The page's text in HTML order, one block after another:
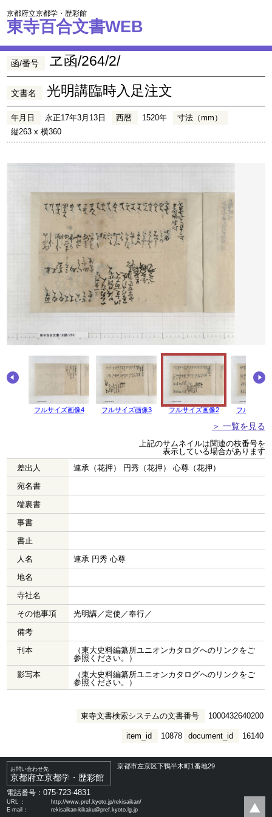
京都府立京都学・歴彩館
東寺百合文書WEB
函/番号 ヱ函/264/2/
文書名 光明講臨時入足注文
年月日 永正17年3月13日 西暦 1520年
寸法（mm）
縦263 x 横360
フルサイズ画像4 フルサイズ画像3 フルサイズ画像2 フルサイズ
＞ 一覧を見る
上記のサムネイルは関連の枝番号を
表示している場合があります
差出人
連承（花押） 円秀（花押） 心尊（花押）
宛名書
端裏書
事書
書止
人名
連承 円秀 心尊
地名
寺社名
その他事項
光明講／定使／奉行／
備考
刊本
（東大史料編纂所ユニオンカタログへのリンクをご
参照ください。）
影写本
（東大史料編纂所ユニオンカタログへのリンクをご
参照ください。）
東寺文書検索システムの文書番号 1000432640200
document_id 16140
item_id 10878
お問い合わせ先
京都府立京都学・歴彩館
京都市左京区下鴨半木町1番地29
電話番号：075-723-4831
URL ：
http://www.pref.kyoto.jp/rekisaikan/
E-mail：
rekisaikan-kikaku@pref.kyoto.lg.jp